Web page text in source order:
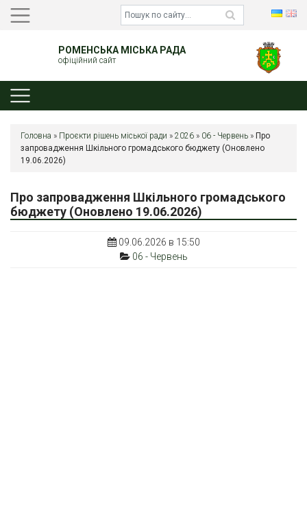
РОМЕНСЬКА МІСЬКА РАДА
офіційний сайт
Головна » Проєкти рішень міської ради » 2026 » 06 - Червень » Про
запровадження Шкільного громадського бюджету (Оновлено
19.06.2026)
Про запровадження Шкільного громадського
бюджету (Оновлено 19.06.2026)
09.06.2026 в 15:50
06 - Червень